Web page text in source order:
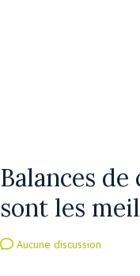
Balances
sont les
Aucune discussion